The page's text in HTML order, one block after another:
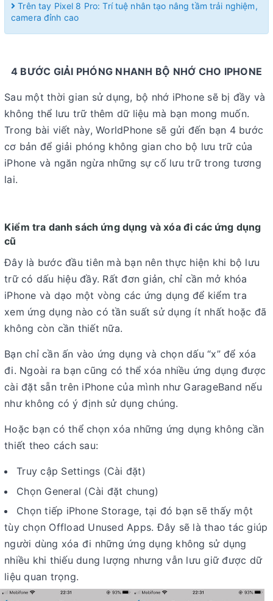
Trên tay Pixel 8 Pro: Trí tuệ nhân tạo nâng tầm trải nghiệm,
camera đỉnh cao
4 BƯỚC GIẢI PHÓNG NHANH BỘ NHỚ CHO IPHONE
Sau một thời gian sử dụng, bộ nhớ iPhone sẽ bị đầy và
không thể lưu trữ thêm dữ liệu mà bạn mong muốn.
Trong bài viết này, WorldPhone sẽ gửi đến bạn 4 bước
cơ bản để giải phóng không gian cho bộ lưu trữ của
iPhone và ngăn ngừa những sự cố lưu trữ trong tương
lai.
Kiểm tra danh sách ứng dụng và xóa đi các ứng dụng
cũ
Đây là bước đầu tiên mà bạn nên thực hiện khi bộ lưu
trữ có dấu hiệu đầy. Rất đơn giản, chỉ cần mở khóa
iPhone và dạo một vòng các ứng dụng để kiểm tra
xem ứng dụng nào có tần suất sử dụng ít nhất hoặc đã
không còn cần thiết nữa.
Bạn chỉ cần ấn vào ứng dụng và chọn dấu “x” để xóa
đi. Ngoài ra bạn cũng có thể xóa nhiều ứng dụng được
cài đặt sẵn trên iPhone của mình như GarageBand nếu
như không có ý định sử dụng chúng.
Hoặc bạn có thể chọn xóa những ứng dụng không cần
thiết theo cách sau:
Truy cập Settings (Cài đặt)
Chọn General (Cài đặt chung)
Chọn tiếp iPhone Storage, tại đó bạn sẽ thấy một
tùy chọn Offload Unused Apps. Đây sẽ là thao tác giúp
người dùng xóa đi những ứng dụng không sử dụng
nhiều khi thiếu dung lượng nhưng vẫn lưu giữ được dữ
liệu quan trọng.